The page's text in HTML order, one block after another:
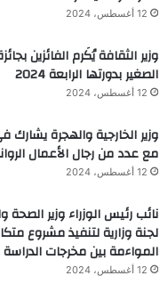
12 أغسطس، 2024
وزير الثقافة يُكَرم الفائزين
الصغير بدورتها الرابعة 2024
12 أغسطس، 2024
وزير الخارجية والهجرة
مع عدد من رجال الأعمال
12 أغسطس، 2024
نائب رئيس الوزراء وزير
لجنة وزارية لتنفيذ مشروع
المواءمة بين مخرجات
12 أغسطس، 2024